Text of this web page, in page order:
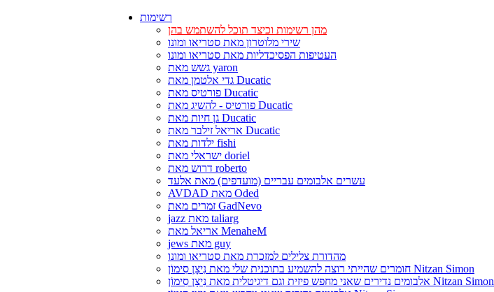
רשימות
מהן רשימות וכיצד תוכל להשתמש בהן
שירי מלוטרון מאת סטריאו ומונו
העטיפות הפסיכדליות מאת סטריאו ומונו
גשש מאת yaron
גדי אלטמן מאת Ducatic
פורטיס מאת Ducatic
פורטיס - להשיג מאת Ducatic
גן חיות מאת Ducatic
אריאל זילבר מאת Ducatic
ילדות מאת fishi
ישראלי מאת doriel
דרוש מאת roberto
עשרים אלבומים עבריים (מועדפים) מאת אלעד
AVDAD מאת Oded
זמרים מאת GadNevo
jazz מאת taliarg
אריאל מאת MenaheM
jews מאת guy
מהדורת צלילים למזכרת מאת סטריאו ומונו
חומרים שהייתי רוצה להשמיע בתוכנית שלי מאת נִיצָן סִימוֹן Nitzan Simon
אלבומים נדירים שאני מחפש פיזית וגם דיגיטלית מאת נִיצָן סִימוֹן Nitzan Simon